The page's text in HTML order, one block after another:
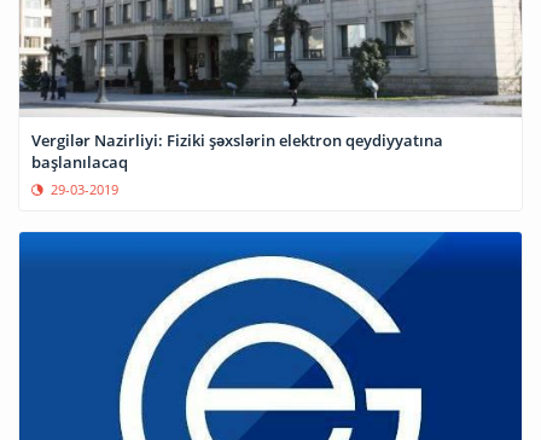
Vergilər Nazirliyi: Fiziki şəxslərin elektron qeydiyyatına
başlanılacaq
29-03-2019